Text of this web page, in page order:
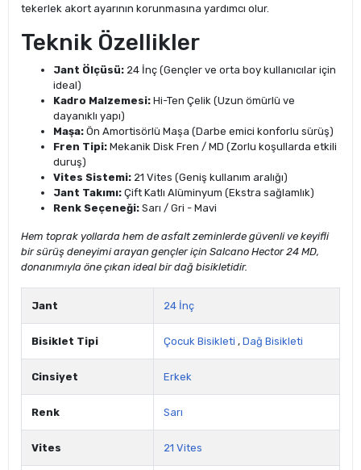
tekerlek akort ayarının korunmasına yardımcı olur.
Teknik Özellikler
Jant Ölçüsü: 24 İnç (Gençler ve orta boy kullanıcılar için
ideal)
Kadro Malzemesi: Hi-Ten Çelik (Uzun ömürlü ve
dayanıklı yapı)
Maşa: Ön Amortisörlü Maşa (Darbe emici konforlu sürüş)
Fren Tipi: Mekanik Disk Fren / MD (Zorlu koşullarda etkili
duruş)
Vites Sistemi: 21 Vites (Geniş kullanım aralığı)
Jant Takımı: Çift Katlı Alüminyum (Ekstra sağlamlık)
Renk Seçeneği: Sarı / Gri - Mavi
Hem toprak yollarda hem de asfalt zeminlerde güvenli ve keyifli
bir sürüş deneyimi arayan gençler için Salcano Hector 24 MD,
donanımıyla öne çıkan ideal bir dağ bisikletidir.
Jant 24 İnç
Bisiklet Tipi Çocuk Bisikleti , Dağ Bisikleti
Cinsiyet Erkek
Renk Sarı
Vites 21 Vites